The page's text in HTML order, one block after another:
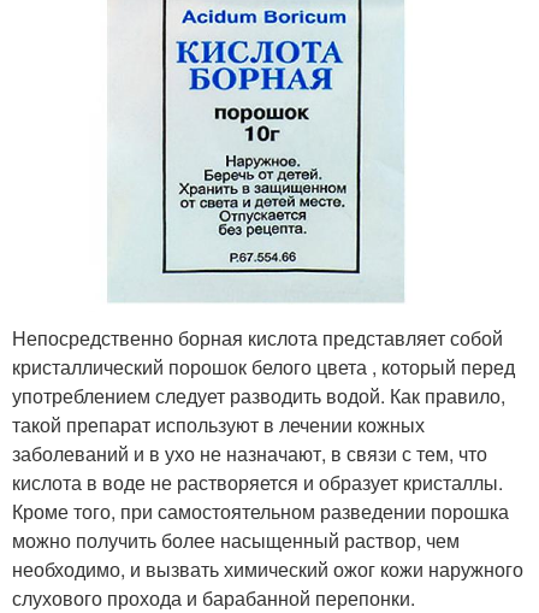
Непосредственно борная кислота представляет собой
кристаллический порошок белого цвета , который перед
употреблением следует разводить водой. Как правило,
такой препарат используют в лечении кожных
заболеваний и в ухо не назначают, в связи с тем, что
кислота в воде не растворяется и образует кристаллы.
Кроме того, при самостоятельном разведении порошка
можно получить более насыщенный раствор, чем
необходимо, и вызвать химический ожог кожи наружного
слухового прохода и барабанной перепонки.